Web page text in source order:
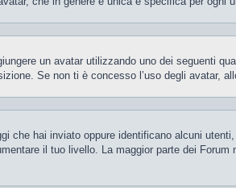
un avatar utilizzando uno dei seguenti
Se non ti è concesso l’uso degli avatar,
che hai inviato oppure identificano alcuni
il tuo livello. La maggior parte dei